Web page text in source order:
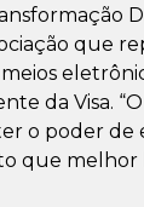
que
da Visa.
o poder de
que melhor